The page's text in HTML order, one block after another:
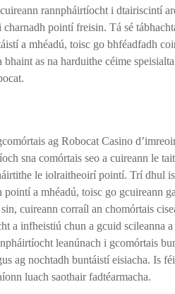
rannpháirtíocht i dtairiscintí
pointí freisin. Tá sé
a mhéadú, toisc go bhféadfadh
as na harduithe céime
ag Robocat Casino
sna comórtais seo a cuireann le
le iolraitheoirí pointí. Trí dhul
a mhéadú, toisc go gcuireann
cuireann corraíl an chomórtais
a infheistiú chun a gcuid scileanna
leanúnach i gcomórtais
ag nochtadh buntáistí eisiacha. Is
luach saothair fadtéarmacha.